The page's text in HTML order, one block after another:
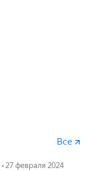
Все
• 27 февраля 2024